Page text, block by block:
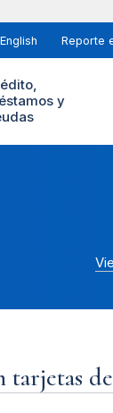
English Reporte
y
tarjetas